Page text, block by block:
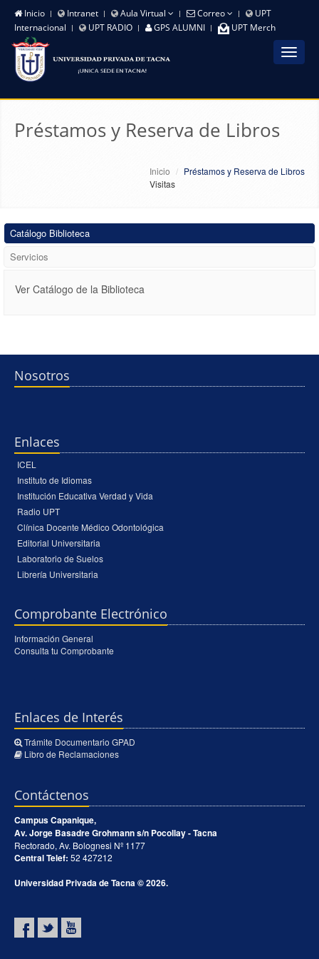
Inicio Intranet Aula Virtual Correo
UPT
Internacional
UPT RADIO GPS ALUMNI UPT Merch
Toggle
Préstamos y Reserva de Libros
Inicio
Préstamos y Reserva de Libros
Visitas
Catálogo Biblioteca
Servicios
Ver Catálogo de la Biblioteca
Nosotros
Enlaces
ICEL
Instituto de Idiomas
Institución Educativa Verdad y Vida
Radio UPT
Clínica Docente Médico Odontológica
Editorial Universitaria
Laboratorio de Suelos
Librería Universitaria
Comprobante Electrónico
Información General
Consulta tu Comprobante
Enlaces de Interés
Trámite Documentario GPAD
Libro de Reclamaciones
Contáctenos
Campus Capanique,
Av. Jorge Basadre Grohmann s/n Pocollay - Tacna
Rectorado, Av. Bolognesi Nº 1177
Central Telef: 52 427212
Universidad Privada de Tacna © 2026.